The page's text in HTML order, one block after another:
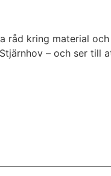
kring material
– och ser